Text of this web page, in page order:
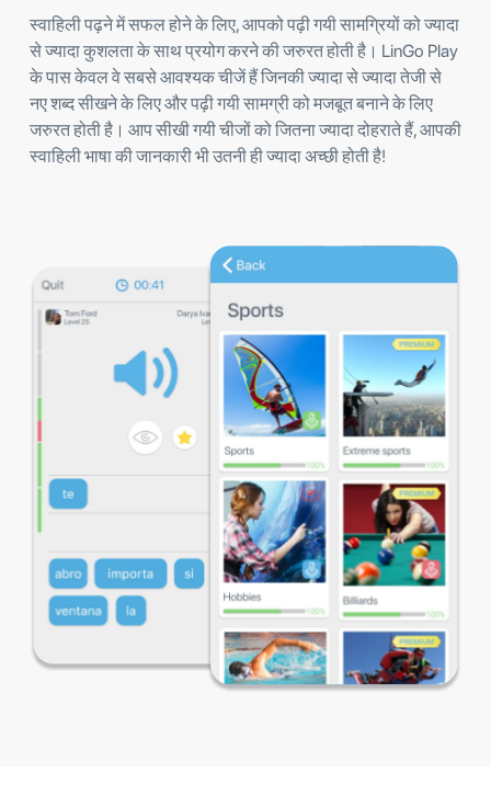
स्वाहिली पढ़ने में सफल होने के लिए, आपको पढ़ी गयी सामग्रियों को ज्यादा
से ज्यादा कुशलता के साथ प्रयोग करने की जरुरत होती है। LinGo Play
के पास केवल वे सबसे आवश्यक चीजें हैं जिनकी ज्यादा से ज्यादा तेजी से
नए शब्द सीखने के लिए और पढ़ी गयी सामग्री को मजबूत बनाने के लिए
जरुरत होती है। आप सीखी गयी चीजों को जितना ज्यादा दोहराते हैं, आपकी
स्वाहिली भाषा की जानकारी भी उतनी ही ज्यादा अच्छी होती है!